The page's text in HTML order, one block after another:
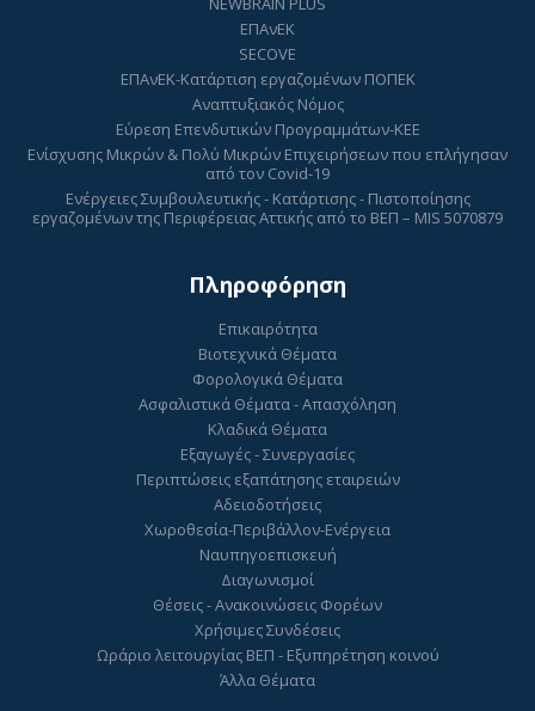
ΕΠΑνΕΚ
SECOVE
ΕΠΑνΕΚ-Κατάρτιση εργαζομένων ΠΟΠΕΚ
Αναπτυξιακός Νόμος
Εύρεση Επενδυτικών Προγραμμάτων-ΚΕΕ
Ενίσχυσης Μικρών & Πολύ Μικρών Επιχειρήσεων που επλήγησαν
από τον Covid-19
Ενέργειες Συμβουλευτικής - Κατάρτισης - Πιστοποίησης
εργαζομένων της Περιφέρειας Αττικής από το ΒΕΠ – MIS 5070879
Πληροφόρηση
Επικαιρότητα
Βιοτεχνικά Θέματα
Φορολογικά Θέματα
Ασφαλιστικά Θέματα - Απασχόληση
Κλαδικά Θέματα
Εξαγωγές - Συνεργασίες
Περιπτώσεις εξαπάτησης εταιρειών
Αδειοδοτήσεις
Χωροθεσία-Περιβάλλον-Ενέργεια
Ναυπηγοεπισκευή
Διαγωνισμοί
Θέσεις - Ανακοινώσεις Φορέων
Χρήσιμες Συνδέσεις
Ωράριο λειτουργίας ΒΕΠ - Εξυπηρέτηση κοινού
Άλλα Θέματα